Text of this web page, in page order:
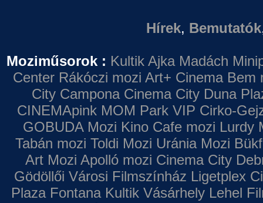
Hírek, Bemutatók
Moziműsorok : Kultik Ajka Madách
Center Rákóczi mozi Art+ Cinema Bem
City Campona Cinema City Duna
CINEMApink MOM Park VIP Cirko-
GOBUDA Mozi Kino Cafe mozi Lurdy
Tabán mozi Toldi Mozi Uránia Mozi
Art Mozi Apolló mozi Cinema City
Gödöllői Városi Filmszínház Ligetplex
Plaza Fontana Kultik Vásárhely Lehel